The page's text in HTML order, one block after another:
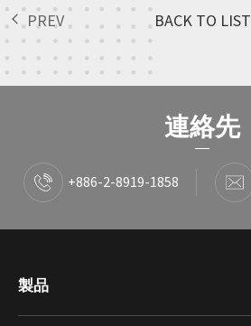
BACK TO LIST
PREV
連絡先
+886-2-8919-1858
製品